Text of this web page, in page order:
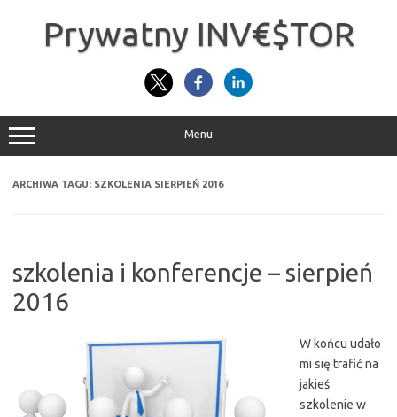
Prywatny INV€$TOR
Menu
ARCHIWA TAGU: SZKOLENIA SIERPIEŃ 2016
szkolenia i konferencje – sierpień
2016
W końcu udało
mi się trafić na
jakieś
szkolenie w